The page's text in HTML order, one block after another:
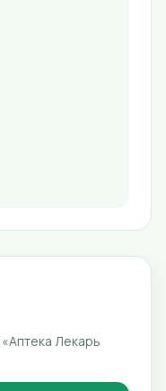
Лекарь